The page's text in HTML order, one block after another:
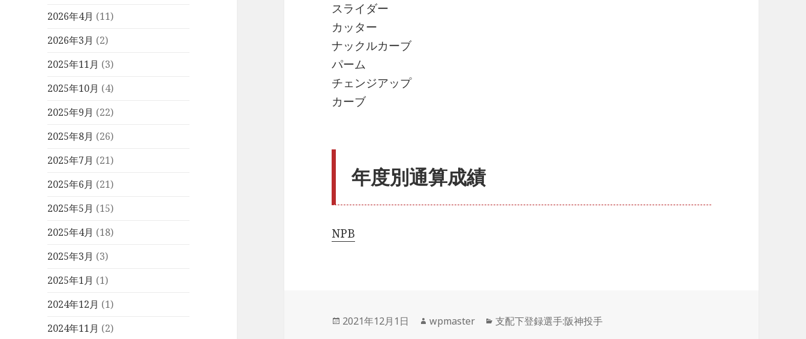
2026年4月 (11)
2026年3月 (2)
2025年11月 (3)
2025年10月 (4)
2025年9月 (22)
2025年8月 (26)
2025年7月 (21)
2025年6月 (21)
2025年5月 (15)
2025年4月 (18)
2025年3月 (3)
2025年1月 (1)
2024年12月 (1)
2024年11月 (2)
スライダー
カッター
ナックルカーブ
パーム
チェンジアップ
カーブ
年度別通算成績
NPB
投
2021年12月1日
作
wpmaster
カ
支配下登録選手:阪神投手